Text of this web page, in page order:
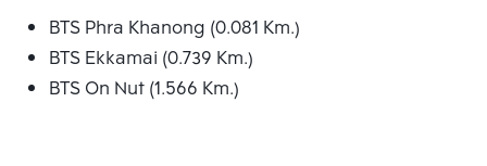
BTS Phra Khanong (0.081 Km.)
BTS Ekkamai (0.739 Km.)
BTS On Nut (1.566 Km.)